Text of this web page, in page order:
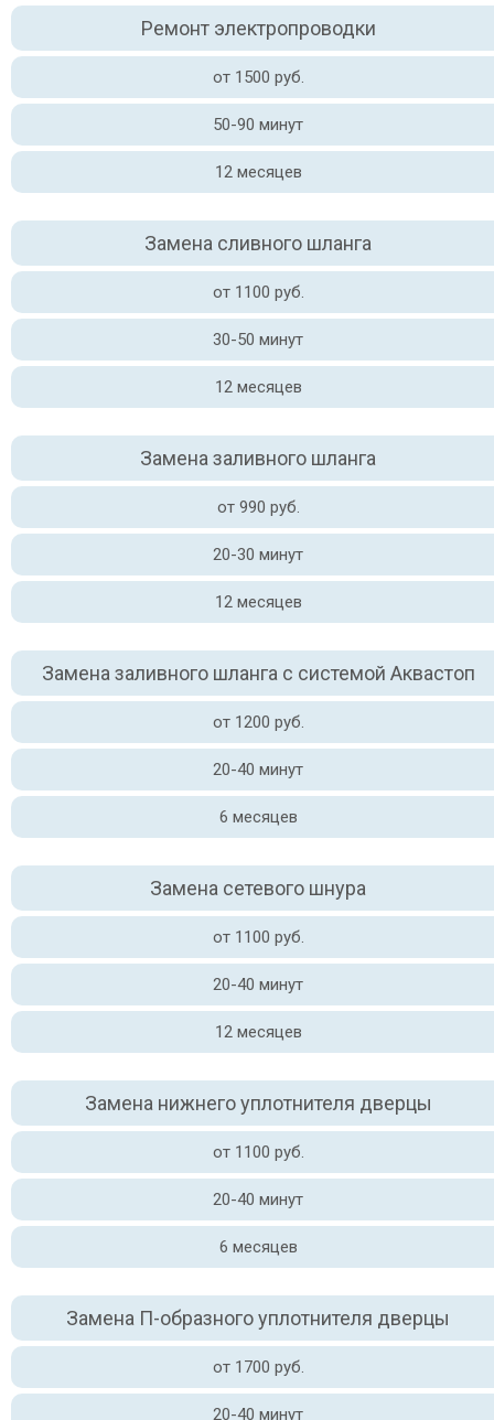
Ремонт электропроводки
от 1500 руб.
50-90 минут
12 месяцев
Замена сливного шланга
от 1100 руб.
30-50 минут
12 месяцев
Замена заливного шланга
от 990 руб.
20-30 минут
12 месяцев
Замена заливного шланга с системой Аквастоп
от 1200 руб.
20-40 минут
6 месяцев
Замена сетевого шнура
от 1100 руб.
20-40 минут
12 месяцев
Замена нижнего уплотнителя дверцы
от 1100 руб.
20-40 минут
6 месяцев
Замена П-образного уплотнителя дверцы
от 1700 руб.
20-40 минут